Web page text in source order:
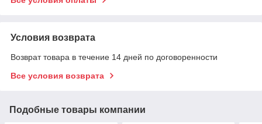
Условия возврата
Возврат товара в течение 14 дней по договоренности
Все условия возврата
Подобные товары компании